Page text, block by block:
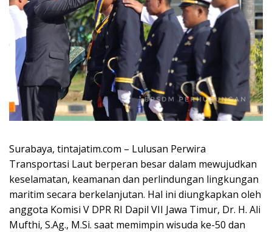
Surabaya, tintajatim.com – Lulusan Perwira
Transportasi Laut berperan besar dalam mewujudkan
keselamatan, keamanan dan perlindungan lingkungan
maritim secara berkelanjutan. Hal ini diungkapkan oleh
anggota Komisi V DPR RI Dapil VII Jawa Timur, Dr. H. Ali
Mufthi, S.Ag., M.Si. saat memimpin wisuda ke-50 dan